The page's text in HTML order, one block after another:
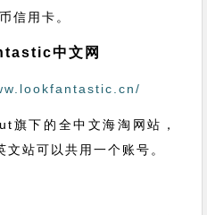
信用卡。
中文网
旗下的全中文海淘网站，
站可以共用一个账号。